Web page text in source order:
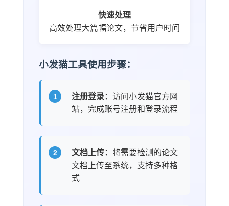
快速处理
高效处理大篇幅论文，节省用户时间
小发猫工具使用步骤：
注册登录： 访问小发猫官方网
站，完成账号注册和登录流程
文档上传： 将需要检测的论文
文档上传至系统，支持多种格
式